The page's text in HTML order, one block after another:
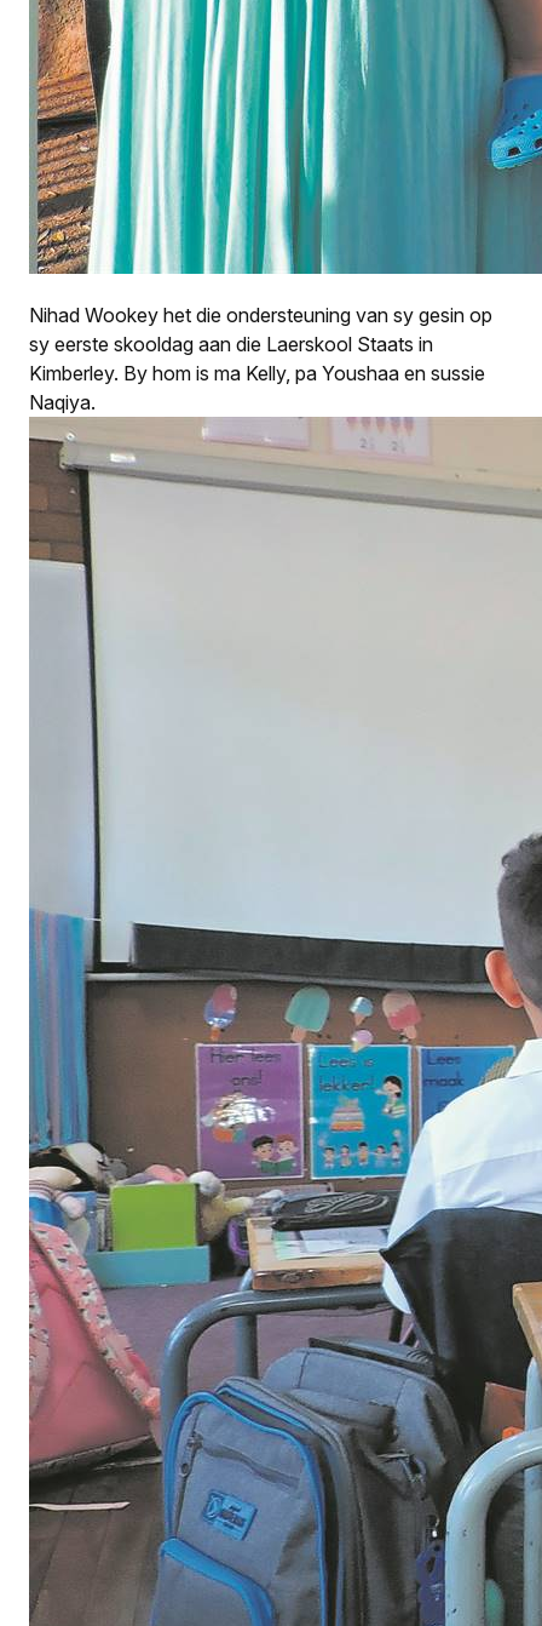
Nihad Wookey het die ondersteuning van sy gesin op
sy eerste skooldag aan die Laerskool Staats in
Kimberley. By hom is ma Kelly, pa Youshaa en sussie
Naqiya.